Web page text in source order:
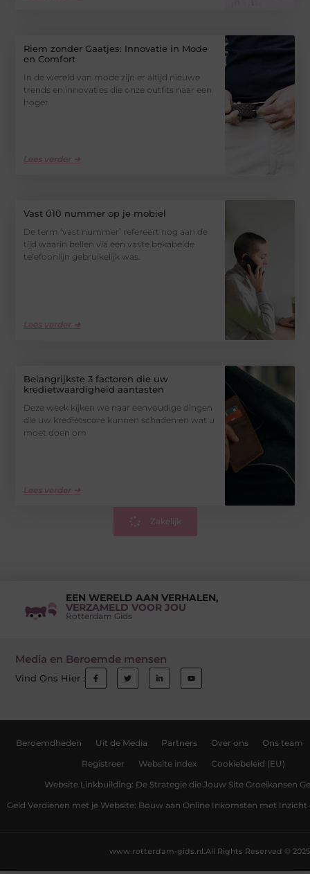
Riem zonder Gaatjes: Innovatie in Mode
en Comfort
In de wereld van mode zijn er altijd nieuwe
trends en innovaties die onze outfits naar een
hoger
Lees verder ➜
Vast 010 nummer op je mobiel
De term ‘vast nummer’ refereert nog aan de
tijd waarin bellen via een vaste bekabelde
telefoonlijn gebruikelijk was.
Lees verder ➜
Belangrijkste 3 factoren die uw
kredietwaardigheid aantasten
Deze week kijken we naar eenvoudige dingen
die uw kredietscore kunnen schaden en wat u
moet doen om
Lees verder ➜
Zakelijk
EEN WERELD AAN VERHALEN,
VERZAMELD VOOR JOU
Rotterdam Gids
Media en Beroemde mensen
Vind Ons Hier :
Beroemdheden Uit de Media Partners Over ons Ons team
Registreer Website index Cookiebeleid (EU)
Website Linkbuilding: De Strategie die Jouw Site Groeikansen
Geld Verdienen met je Website: Bouw aan Online Inkomsten met Inzicht
All Rights Reserved © 2025
www.rotterdam-gids.nl.